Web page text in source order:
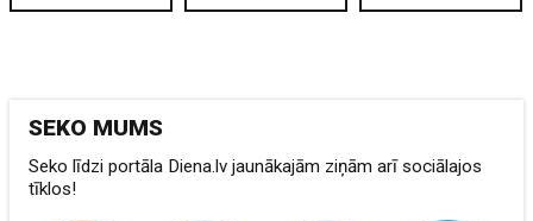
SEKO MUMS
Seko līdzi portāla Diena.lv jaunākajām ziņām arī sociālajos
tīklos!